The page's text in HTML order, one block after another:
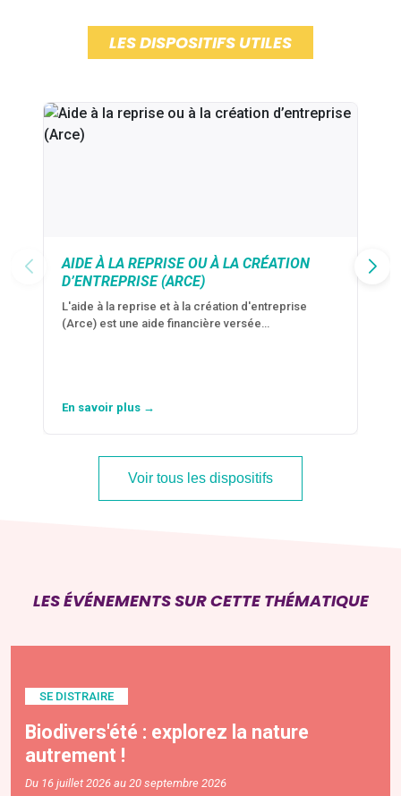
LES DISPOSITIFS UTILES
AIDE À LA REPRISE OU À LA CRÉATION
D’ENTREPRISE (ARCE)
L'aide à la reprise et à la création d'entreprise
(Arce) est une aide financière versée…
En savoir plus →
Voir tous les dispositifs
LES ÉVÉNEMENTS SUR CETTE THÉMATIQUE
SE DISTRAIRE
Biodivers'été : explorez la nature
autrement !
Du 16 juillet 2026 au 20 septembre 2026